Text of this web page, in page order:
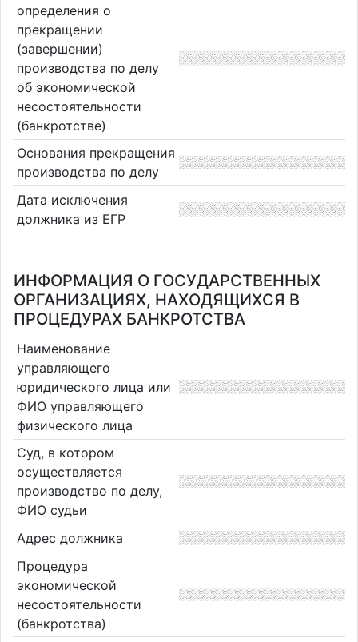
определения о
прекращении
(завершении)
производства по делу
об экономической
несостоятельности
(банкротстве)
Основания прекращения
производства по делу
Дата исключения
должника из ЕГР
ИНФОРМАЦИЯ О ГОСУДАРСТВЕННЫХ
ОРГАНИЗАЦИЯХ, НАХОДЯЩИХСЯ В
ПРОЦЕДУРАХ БАНКРОТСТВА
Наименование
управляющего
юридического лица или
ФИО управляющего
физического лица
Суд, в котором
осуществляется
производство по делу,
ФИО судьи
Адрес должника
Процедура
экономической
несостоятельности
(банкротства)